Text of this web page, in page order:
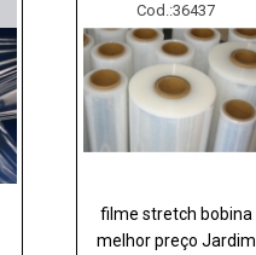
Cod.:36437
filme stretch bobina
melhor preço Jardim